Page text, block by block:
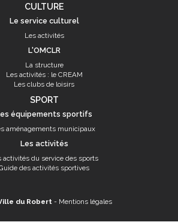
CULTURE
Le service culturel
Les activités
L'OMCLR
La structure
Les activités : le CREAM
Les clubs de loisirs
SPORT
équipements sportifs
aménagements municipaux
Les activités
activités du service des sports
des activités sportives
du Robert - Mentions légales